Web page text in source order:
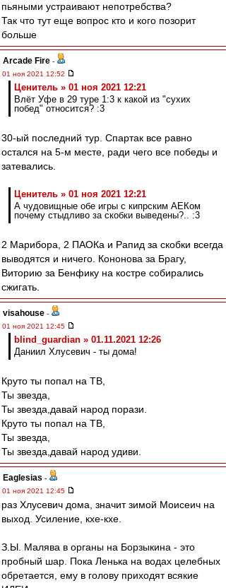
пьяными устраивают непотребства?
Так что тут еще вопрос кто и кого позорит
больше
Arcade Fire -
01 ноя 2021 12:52
Ценитель » 01 ноя 2021 12:21
Влёт Уфе в 29 туре 1:3 к какой из "сухих
побед" относится? :3
30-ый последний тур. Спартак все равно
остался на 5-м месте, ради чего все победы и
затевались.
Ценитель » 01 ноя 2021 12:21
А чудовищные обе игры с кипрским АЕКом
почему стыдливо за скобки выведены?.. :3
2 Марибора, 2 ПАОКа и Рапид за скобки всегда
выводятся и ничего. Кононова за Брагу,
Виторию за Бенфику на костре собирались
сжигать.
visahouse -
01 ноя 2021 12:45
blind_guardian » 01.11.2021 12:26
Даниил Хлусевич - ты дома!
Круто ты попал на ТВ,
Ты звезда,
Ты звезда,давай народ порази.
Круто ты попал на ТВ,
Ты звезда,
Ты звезда,давай народ удиви.
Eaglesias -
01 ноя 2021 12:45
раз Хлусевич дома, значит зимой Моисеич на
выход. Усиление, кхе-кхе.
З.Ы. Малява в органы на Борзыкина - это
пробный шар. Пока Ленька на водах целебных
обретается, ему в голову приходят всякие